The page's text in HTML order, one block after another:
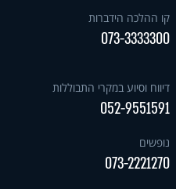
קו ההלכה הידברות
073-3333300
דיווח וסיוע במקרי התבוללות
052-9551591
נופשים
073-2221270